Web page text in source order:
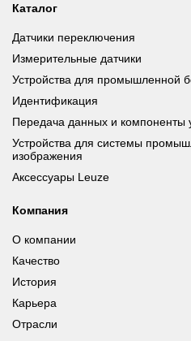
Каталог
Датчики переключения
Измерительные датчики
Устройства для промышленной
Идентификация
Передача данных и компоненты
Устройства для системы
изображения
Аксессуары Leuze
Компания
О компании
Качество
История
Карьера
Отрасли